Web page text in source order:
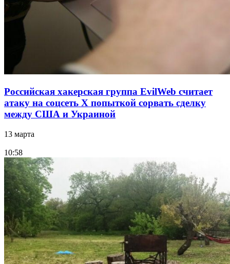
Российская хакерская группа EvilWeb считает
атаку на соцсеть Х попыткой сорвать сделку
между США и Украиной
13 марта
10:58